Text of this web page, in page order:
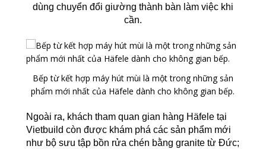
dùng chuyển đổi giường thành bàn làm việc khi
cần.
Bếp từ kết hợp máy hút mùi là một trong những sản
phẩm mới nhất của Häfele dành cho không gian bếp.
Ngoài ra, khách tham quan gian hàng Häfele tại
Vietbuild còn được khám phá các sản phẩm mới
như bộ sưu tập bồn rửa chén bằng granite từ Đức;